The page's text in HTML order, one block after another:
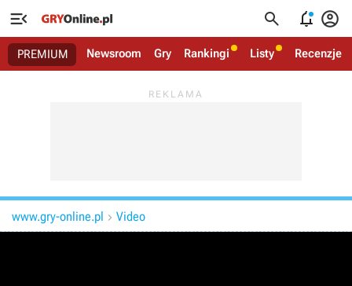
   
PREMIUM Newsroom Gry Rankingi Listy Recenzje
www.gry-online.pl  Video